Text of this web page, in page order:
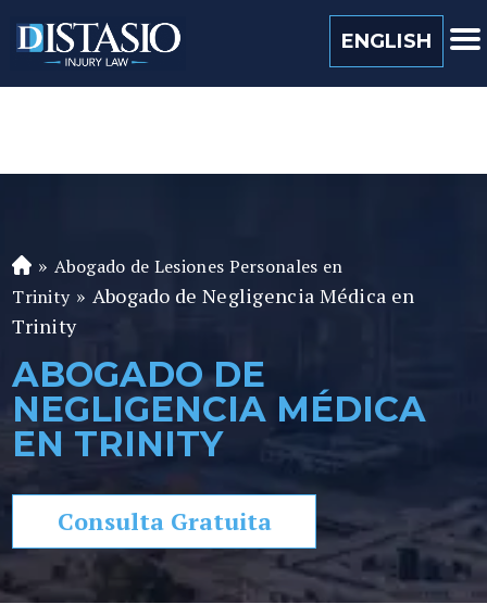
ENGLISH
(813) 259 0022
A
b
o
d
o
de
P
In
» Abogado de Lesiones Personales en
Trinity » Abogado de Negligencia Médica en
Trinity
ABOGADO DE
NEGLIGENCIA MÉDICA
EN TRINITY
Consulta Gratuita